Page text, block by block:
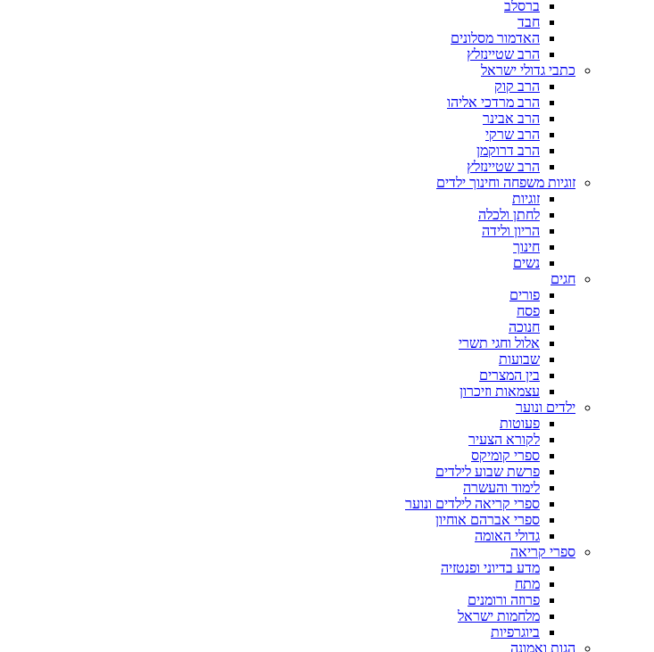
ברסלב
חבד
האדמור מסלונים
הרב שטיינזלץ
כתבי גדולי ישראל
הרב קוק
הרב מרדכי אליהו
הרב אבינר
הרב שרקי
הרב דרוקמן
הרב שטיינזלץ
זוגיות משפחה וחינוך ילדים
זוגיות
לחתן ולכלה
הריון ולידה
חינוך
נשים
חגים
פורים
פסח
חנוכה
אלול וחגי תשרי
שבועות
בין המצרים
עצמאות וזיכרון
ילדים ונוער
פעוטות
לקורא הצעיר
ספרי קומיקס
פרשת שבוע לילדים
לימוד והעשרה
ספרי קריאה לילדים ונוער
ספרי אברהם אוחיון
גדולי האומה
ספרי קריאה
מדע בדיוני ופנטזיה
מתח
פרוזה ורומנים
מלחמות ישראל
ביוגרפיות
הגות ואמונה